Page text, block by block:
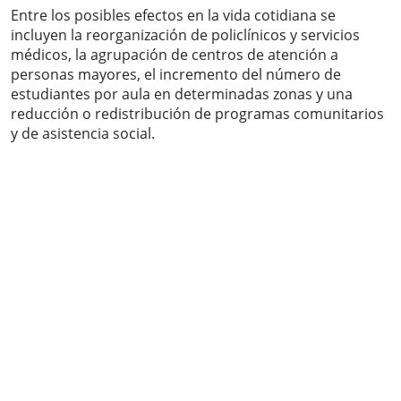
Entre los posibles efectos en la vida cotidiana se
incluyen la reorganización de policlínicos y servicios
médicos, la agrupación de centros de atención a
personas mayores, el incremento del número de
estudiantes por aula en determinadas zonas y una
reducción o redistribución de programas comunitarios
y de asistencia social.